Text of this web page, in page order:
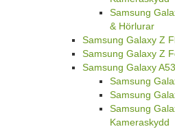
Samsung
& Hörlurar
Samsung Galaxy Z
Samsung Galaxy Z
Samsung Galaxy
Samsung
Samsung
Samsung
Kameraskydd